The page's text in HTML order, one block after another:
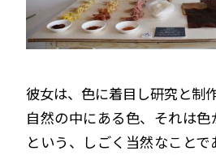
彼女は、色に着目し研究と制
自然の中にある色、それは
という、しごく当然なこと